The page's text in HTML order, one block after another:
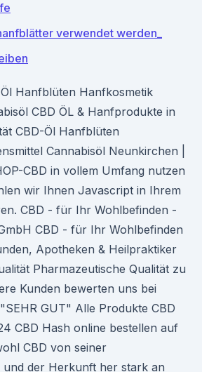
verwendet werden_
Hanfblüten Hanfkosmetik
CBD ÖL & Hanfprodukte in
CBD-Öl Hanfblüten
Cannabisöl Neunkirchen |
CBD in vollem Umfang nutzen
wir Ihnen Javascript in Ihrem
CBD - für Ihr Wohlbefinden -
CBD - für Ihr Wohlbefinden
Apotheken & Heilpraktiker
Pharmazeutische Qualität zu
Kunden bewerten uns bei
GUT" Alle Produkte CBD
CBD Hash online bestellen auf
CBD von seiner
und der Herkunft her stark an